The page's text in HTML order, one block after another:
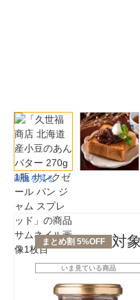
画像を見る
まとめ割 5%OFF 対
いま見ている商品